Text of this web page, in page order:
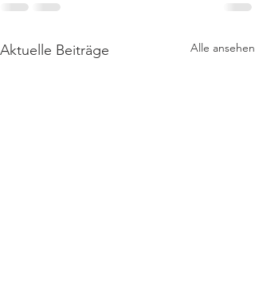
Aktuelle Beiträge Alle ansehen